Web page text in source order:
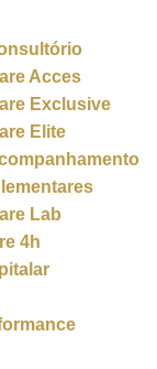
Acces
Exclusive
Elite
Lab
4h